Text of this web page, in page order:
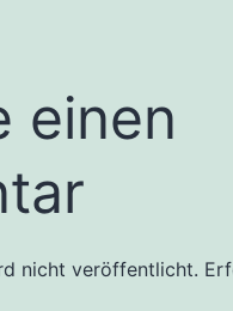
einen
nicht veröffentlicht.